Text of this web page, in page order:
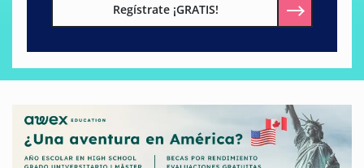
Regístrate ¡GRATIS!